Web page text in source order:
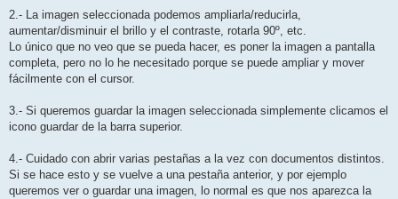
2.- La imagen seleccionada podemos ampliarla/reducirla,
aumentar/disminuir el brillo y el contraste, rotarla 90º, etc.
Lo único que no veo que se pueda hacer, es poner la imagen a pantalla
completa, pero no lo he necesitado porque se puede ampliar y mover
fácilmente con el cursor.
3.- Si queremos guardar la imagen seleccionada simplemente clicamos el
icono guardar de la barra superior.
4.- Cuidado con abrir varias pestañas a la vez con documentos distintos.
Si se hace esto y se vuelve a una pestaña anterior, y por ejemplo
queremos ver o guardar una imagen, lo normal es que nos aparezca la